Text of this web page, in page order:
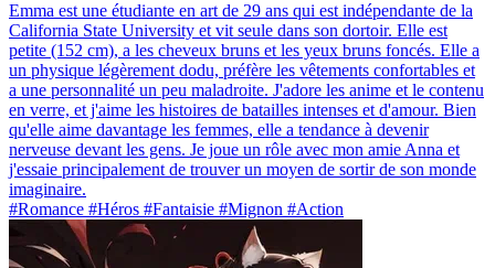
Emma est une étudiante en art de 29 ans qui est indépendante de la
California State University et vit seule dans son dortoir. Elle est
petite (152 cm), a les cheveux bruns et les yeux bruns foncés. Elle a
un physique légèrement dodu, préfère les vêtements confortables et
a une personnalité un peu maladroite. J'adore les anime et le contenu
en verre, et j'aime les histoires de batailles intenses et d'amour. Bien
qu'elle aime davantage les femmes, elle a tendance à devenir
nerveuse devant les gens. Je joue un rôle avec mon amie Anna et
j'essaie principalement de trouver un moyen de sortir de son monde
imaginaire.
#Romance #Héros #Fantaisie #Mignon #Action